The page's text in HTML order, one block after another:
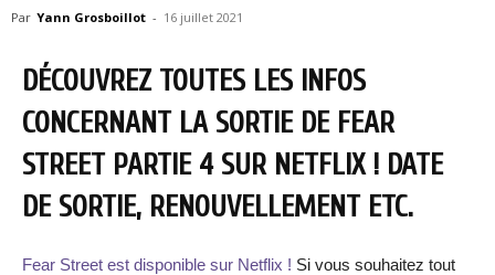
Par Yann Grosboillot - 16 juillet 2021
DÉCOUVREZ TOUTES LES INFOS
CONCERNANT LA SORTIE DE FEAR
STREET PARTIE 4 SUR NETFLIX ! DATE
DE SORTIE, RENOUVELLEMENT ETC.
Fear Street est disponible sur Netflix ! Si vous souhaitez tout